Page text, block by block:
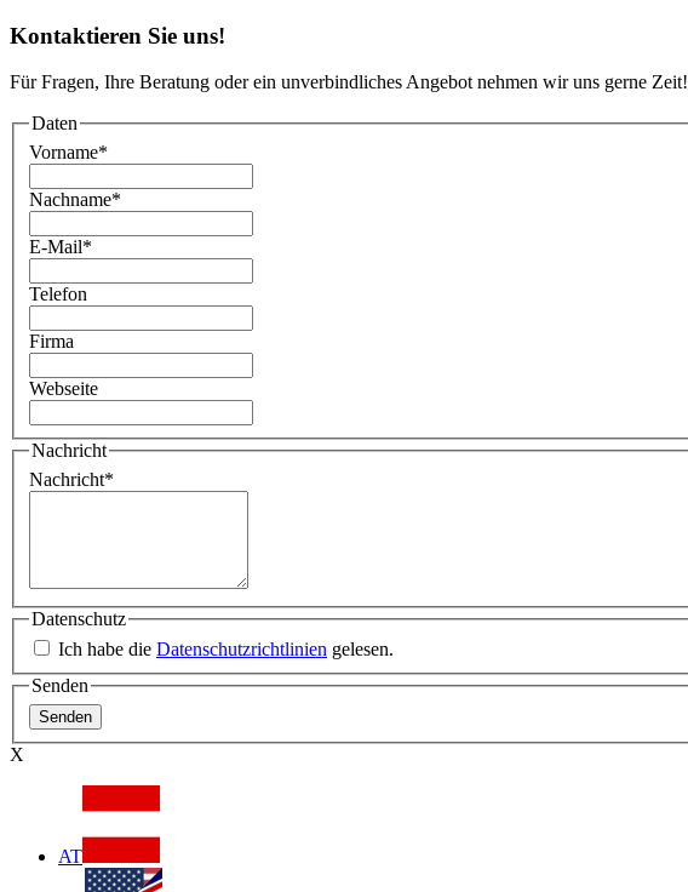
Kontaktieren Sie uns!
Für Fragen, Ihre Beratung oder ein unverbindliches Angebot nehmen wir uns gerne Zeit!
Daten
Vorname*
Nachname*
E-Mail*
Telefon
Firma
Webseite
Nachricht
Nachricht*
Datenschutz
Ich habe die Datenschutzrichtlinien gelesen.
Senden
X
AT